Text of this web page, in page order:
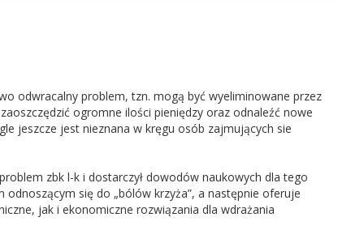
odwracalny problem, tzn. mogą być wyeliminowane przez
ogromne ilości pieniędzy oraz odnaleźć nowe
jeszcze jest nieznana w kręgu osób zajmujących sie
zbk l-k i dostarczył dowodów naukowych dla tego
się do „bólów krzyża”, a następnie oferuje
jak i ekonomiczne rozwiązania dla wdrażania